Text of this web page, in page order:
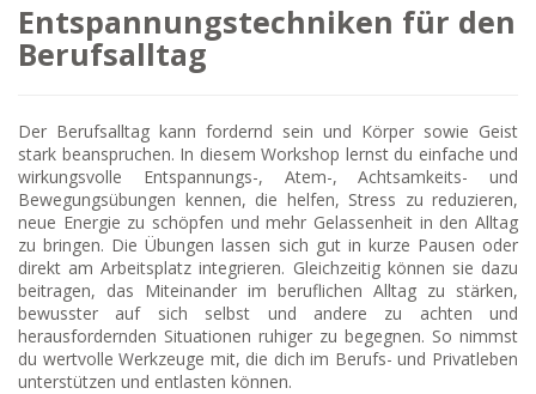
Entspannungstechniken für den
Berufsalltag
Der Berufsalltag kann fordernd sein und Körper sowie Geist
stark beanspruchen. In diesem Workshop lernst du einfache und
wirkungsvolle Entspannungs-, Atem-, Achtsamkeits- und
Bewegungsübungen kennen, die helfen, Stress zu reduzieren,
neue Energie zu schöpfen und mehr Gelassenheit in den Alltag
zu bringen. Die Übungen lassen sich gut in kurze Pausen oder
direkt am Arbeitsplatz integrieren. Gleichzeitig können sie dazu
beitragen, das Miteinander im beruflichen Alltag zu stärken,
bewusster auf sich selbst und andere zu achten und
herausfordernden Situationen ruhiger zu begegnen. So nimmst
du wertvolle Werkzeuge mit, die dich im Berufs- und Privatleben
unterstützen und entlasten können.